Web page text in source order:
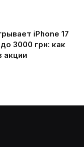
iPhone 17
3000 грн: как
акции